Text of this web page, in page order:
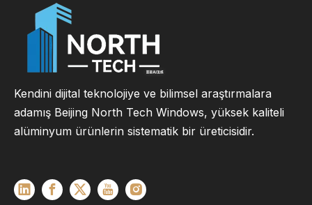
Kendini dijital teknolojiye ve bilimsel araştırmalara
adamış Beijing North Tech Windows, yüksek kaliteli
alüminyum ürünlerin sistematik bir üreticisidir.